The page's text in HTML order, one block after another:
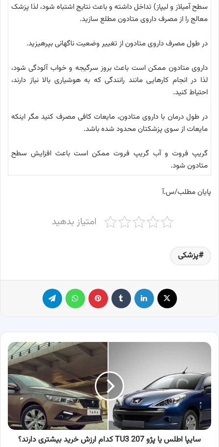
سطح آمیلاز و لیپاز) تداخل داشته و باعث نتایج اشتباه شود، لذا پزشک
معالج را از مصرف داروی متادون مطلع سازید.
در طول مصرف داروی متادون از تغییر وضعیت ناگهانی بپرهیزید.
داروی متادون ممکن است باعث بروز سرگیجه و خواب آلودگی شود،
لذا در انجام کارهایی مانند رانندگی که به هوشیاری بالا نیاز دارند،
احتیاط کنید.
در طول درمان با داروی متادون، مایعات کافی مصرف کنید مگر اینکه
مایعات از سوی پزشکتان محدود شده باشد.
گریپ فروت و آب گریپ فروت ممکن است باعث افزایش سطح
متادون شود.
پایان مطلب/س.آ
امتیاز بدهید
پزشکی
لینکدین ‫تامبلر پینترست
سایپا
پژو
207
TU3
کدام
ارزش
خرید
بیشتریسایپا اطلس یا پژو 207 TU3 کدام ارزش خرید بیشتری دارند؟